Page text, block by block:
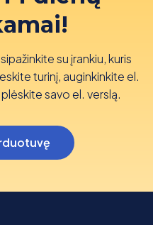
su įrankiu, kuris
turinį, auginkinkite el.
savo el. verslą.